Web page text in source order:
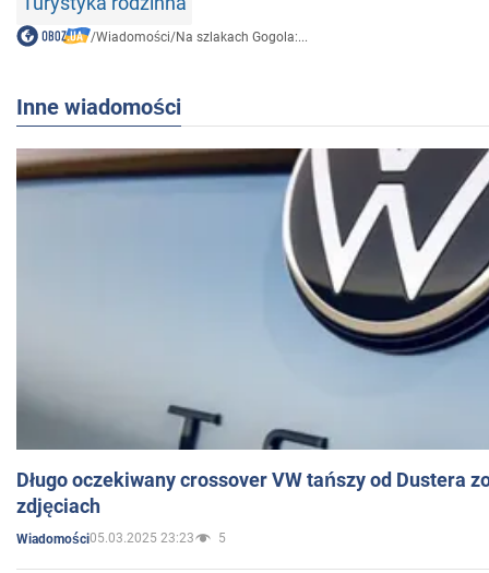
/Wiadomości/Na szlakach Gogola:...
Inne wiadomości
Długo oczekiwany crossover VW tańszy od Dustera
zdjęciach
Wiadomości05.03.2025 23:23 5